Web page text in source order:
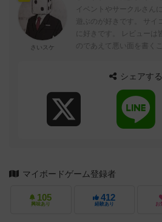
さいスケ
イベントやサークルさん
遊ぶのが好きです。 サ
に好きです。 レビューは
のであえて悪い面を書く
シェアする
マイボードゲーム登録者
105
興味あり
412
経験あり お